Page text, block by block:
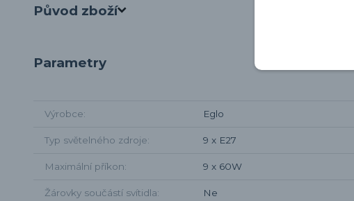
Původ zboží
Parametry
Výrobce Eglo
Typ světelného zdroje 9 x E27
Maximální příkon 9 x 60W
Žárovky součástí svítidla Ne